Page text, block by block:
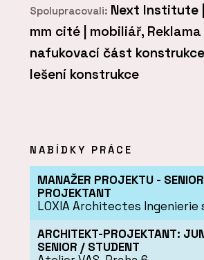
Spolupracovali: Next Institute
mm cité | mobiliář, Reklama
nafukovací část konstrukce,
lešení konstrukce
NABÍDKY PRÁCE
MANAŽER PROJEKTU - SENIOR
PROJEKTANT
LOXIA Architectes Ingenierie
ARCHITEKT-PROJEKTANT:
SENIOR / STUDENT